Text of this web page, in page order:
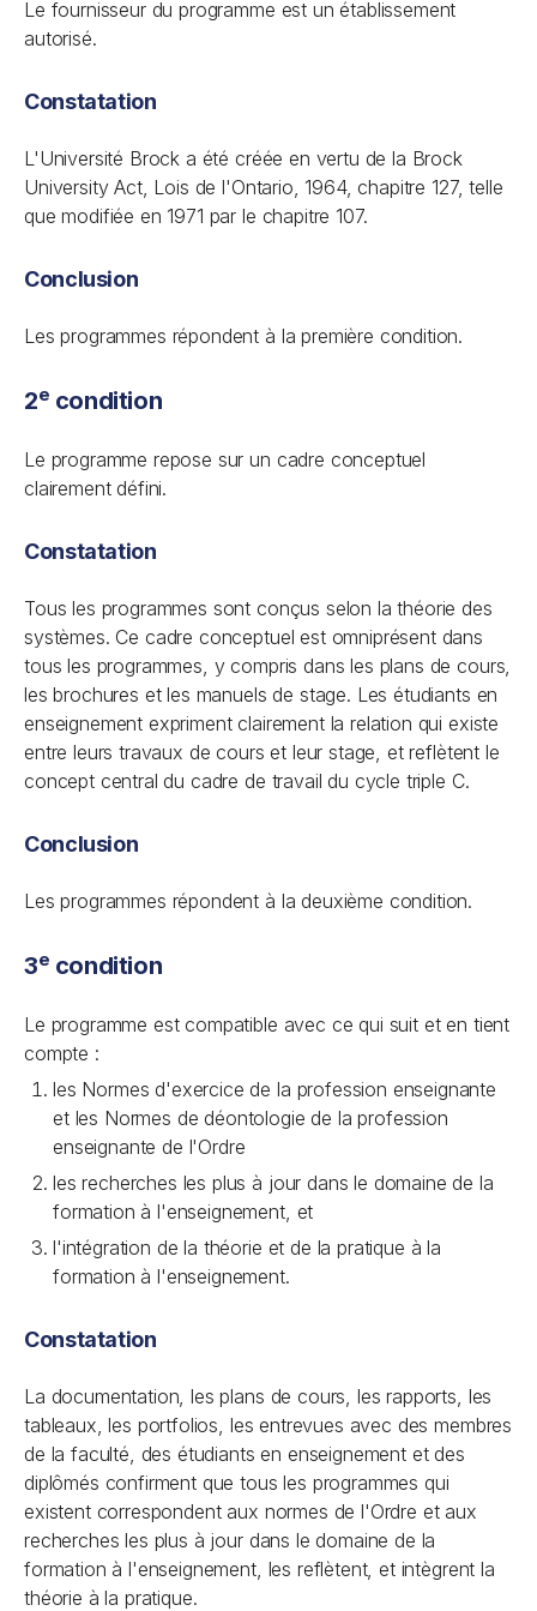
Le fournisseur du programme est un établissement
autorisé.
Constatation
L'Université Brock a été créée en vertu de la Brock
University Act, Lois de l'Ontario, 1964, chapitre 127, telle
que modifiée en 1971 par le chapitre 107.
Conclusion
Les programmes répondent à la première condition.
2e condition
Le programme repose sur un cadre conceptuel
clairement défini.
Constatation
Tous les programmes sont conçus selon la théorie des
systèmes. Ce cadre conceptuel est omniprésent dans
tous les programmes, y compris dans les plans de cours,
les brochures et les manuels de stage. Les étudiants en
enseignement expriment clairement la relation qui existe
entre leurs travaux de cours et leur stage, et reflètent le
concept central du cadre de travail du cycle triple C.
Conclusion
Les programmes répondent à la deuxième condition.
3e condition
Le programme est compatible avec ce qui suit et en tient
compte :
les Normes d'exercice de la profession enseignante
et les Normes de déontologie de la profession
enseignante de l'Ordre
les recherches les plus à jour dans le domaine de la
formation à l'enseignement, et
l'intégration de la théorie et de la pratique à la
formation à l'enseignement.
Constatation
La documentation, les plans de cours, les rapports, les
tableaux, les portfolios, les entrevues avec des membres
de la faculté, des étudiants en enseignement et des
diplômés confirment que tous les programmes qui
existent correspondent aux normes de l'Ordre et aux
recherches les plus à jour dans le domaine de la
formation à l'enseignement, les reflètent, et intègrent la
théorie à la pratique.